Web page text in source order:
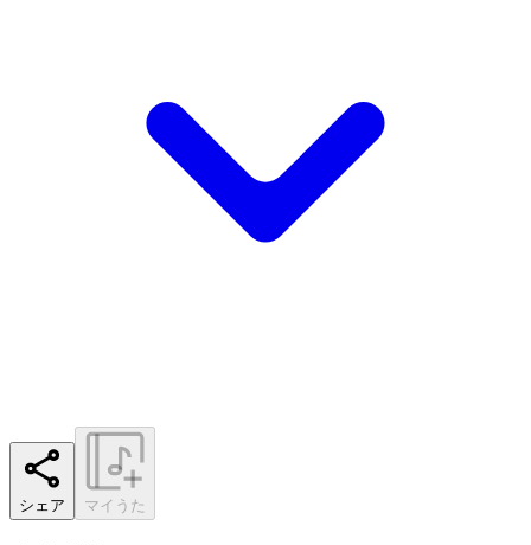
シェア マイうた